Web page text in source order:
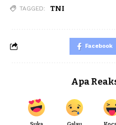
TAGGED: TNI
Facebook
Apa